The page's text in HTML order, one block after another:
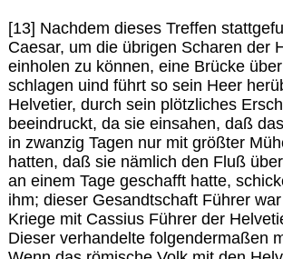
[13] Nachdem dieses Treffen
Caesar, um die übrigen Scharen der
einholen zu können, eine Brücke
schlagen uind führt so sein Heer
Helvetier, durch sein plötzliches
beeindruckt, da sie einsahen, daß
in zwanzig Tagen nur mit größter
hatten, daß sie nämlich den Fluß
an einem Tage geschafft hatte,
ihm; dieser Gesandtschaft Führer
Kriege mit Cassius Führer der
Dieser verhandelte folgendermaßen